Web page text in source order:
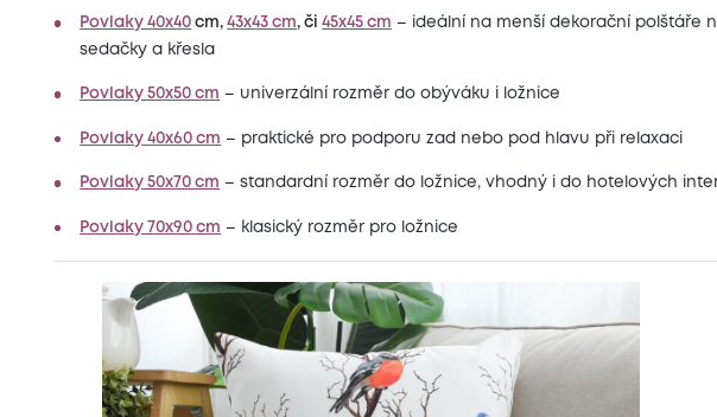
Povlaky 40x40 cm,43x43 cm, či45x45 cm – ideální na menší dekorační polštáře
sedačky a křesla
Povlaky 50x50 cm – univerzální rozměr do obýváku i ložnice
Povlaky 40x60 cm – praktické pro podporu zad nebo pod hlavu při relaxaci
Povlaky 50x70 cm – standardní rozměr do ložnice, vhodný i do hotelových
Povlaky 70x90 cm – klasický rozměr pro ložnice